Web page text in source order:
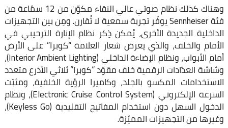
وهناك كذلك نظام صوتي عالي النقاء مكوّن من 12 سمّاعة من
فئة Sennheiser يوفّر تجربة سمعية لا تُقارن. ومِن بين التجهيزات
الداخلية الجديدة الأخرى، يُمكن ذِكر نظام الإنارة الترحيبي في
الأمام والخلف، والذي يعرض شعار العلامة “كوبرا” على الأرض
أمام الأبواب، ونظام الإضاءة الداخلي (Interior Ambient Lighting)،
وشاشة العدّادات الرقمية خلف مقوّد “كوبرا” ثلاثي الأذرع متعدد
الاستخدامات المكسو بالجلد، وكاميرا الرؤية الخلفية، ومثبّت
السرعة الإلكتروني (Electronic Cruise Control System)، ونظام
الدخول السهل دون استخدام المفاتيح التقليدية (Keyless Go)،
وغيرها من التجهيزات المميّزة.